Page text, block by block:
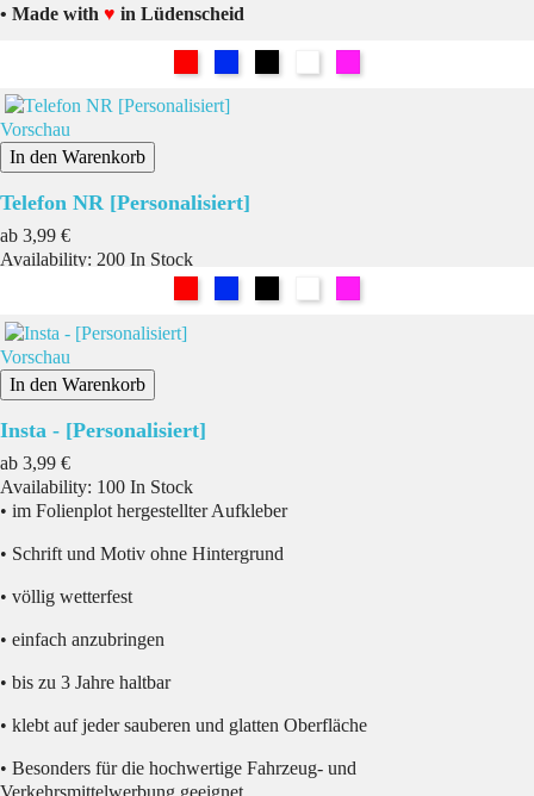
• Made with ♥ in Lüdenscheid
Vorschau
In den Warenkorb
Telefon NR [Personalisiert]
ab Preis
3,99 €
Availability: 200 In Stock
Vorschau
In den Warenkorb
Insta - [Personalisiert]
ab Preis
3,99 €
Availability: 100 In Stock
• im Folienplot hergestellter Aufkleber
• Schrift und Motiv ohne Hintergrund
• völlig wetterfest
• einfach anzubringen
• bis zu 3 Jahre haltbar
• klebt auf jeder sauberen und glatten Oberfläche
• Besonders für die hochwertige Fahrzeug- und
Verkehrsmittelwerbung geeignet